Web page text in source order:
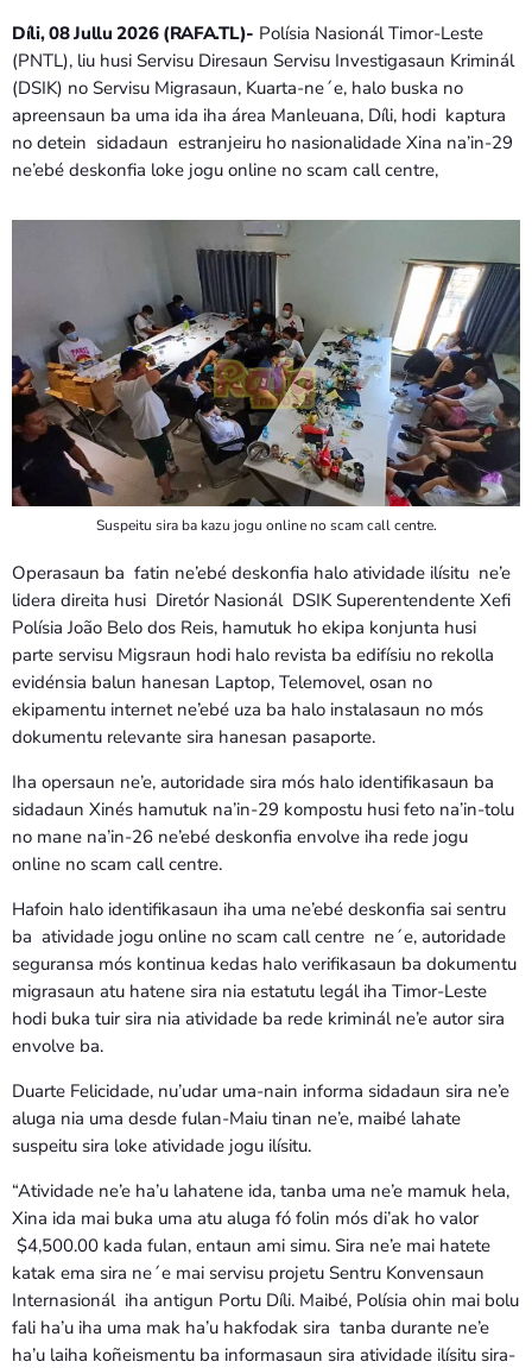
Bom dia RAFA
7:00 AM - 9:00 AM
Bom dia RAFA
Díli, 08 Jullu 2026 (RAFA.TL)- Polísia Nasionál Timor-Leste
(PNTL), liu husi Servisu Diresaun Servisu Investigasaun Kriminál
(DSIK) no Servisu Migrasaun, Kuarta-ne´e, halo buska no
apreensaun ba uma ida iha área Manleuana, Díli, hodi kaptura
no detein sidadaun estranjeiru ho nasionalidade Xina na’in-29
ne’ebé deskonfia loke jogu online no scam call centre,
Suspeitu sira ba kazu jogu online no scam call centre.
Operasaun ba fatin ne’ebé deskonfia halo atividade ilísitu ne’e
lidera direita husi Diretór Nasionál DSIK Superentendente Xefi
Polísia João Belo dos Reis, hamutuk ho ekipa konjunta husi
parte servisu Migsraun hodi halo revista ba edifísiu no rekolla
evidénsia balun hanesan Laptop, Telemovel, osan no
ekipamentu internet ne’ebé uza ba halo instalasaun no mós
dokumentu relevante sira hanesan pasaporte.
Iha opersaun ne’e, autoridade sira mós halo identifikasaun ba
sidadaun Xinés hamutuk na’in-29 kompostu husi feto na’in-tolu
no mane na’in-26 ne’ebé deskonfia envolve iha rede jogu
online no scam call centre.
Hafoin halo identifikasaun iha uma ne’ebé deskonfia sai sentru
ba atividade jogu online no scam call centre ne´e, autoridade
seguransa mós kontinua kedas halo verifikasaun ba dokumentu
migrasaun atu hatene sira nia estatutu legál iha Timor-Leste
hodi buka tuir sira nia atividade ba rede kriminál ne’e autor sira
envolve ba.
Duarte Felicidade, nu’udar uma-nain informa sidadaun sira ne’e
aluga nia uma desde fulan-Maiu tinan ne’e, maibé lahate
suspeitu sira loke atividade jogu ilísitu.
“Atividade ne’e ha’u lahatene ida, tanba uma ne’e mamuk hela,
Xina ida mai buka uma atu aluga fó folin mós di’ak ho valor
$4,500.00 kada fulan, entaun ami simu. Sira ne’e mai hatete
katak ema sira ne´e mai servisu projetu Sentru Konvensaun
Internasionál iha antigun Portu Díli. Maibé, Polísia ohin mai bolu
fali ha’u iha uma mak ha’u hakfodak sira tanba durante ne’e
ha’u laiha koñeismentu ba informasaun sira atividade ilísitu sira-